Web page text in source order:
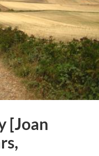
[Joan